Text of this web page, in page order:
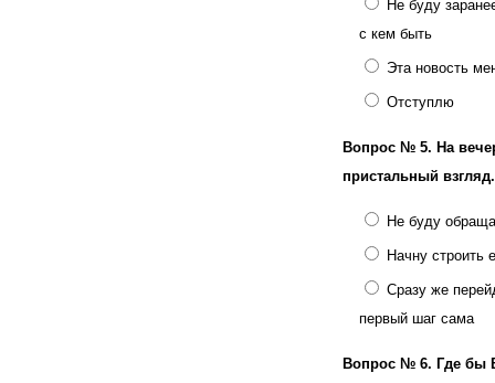
Не буду
с кем быть
Эта новость
Отступлю
Вопрос № 5. На
пристальный
Не буду
Начну строить
Сразу же
первый шаг сама
Вопрос № 6. Где бы